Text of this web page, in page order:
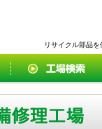
リサイクル部品